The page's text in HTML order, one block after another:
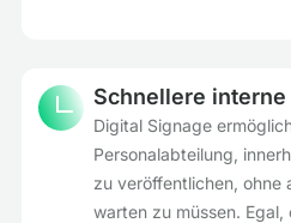
Schnellere interne
Digital Signage
Personalabteilung,
zu veröffentlichen, ohne
warten zu müssen.